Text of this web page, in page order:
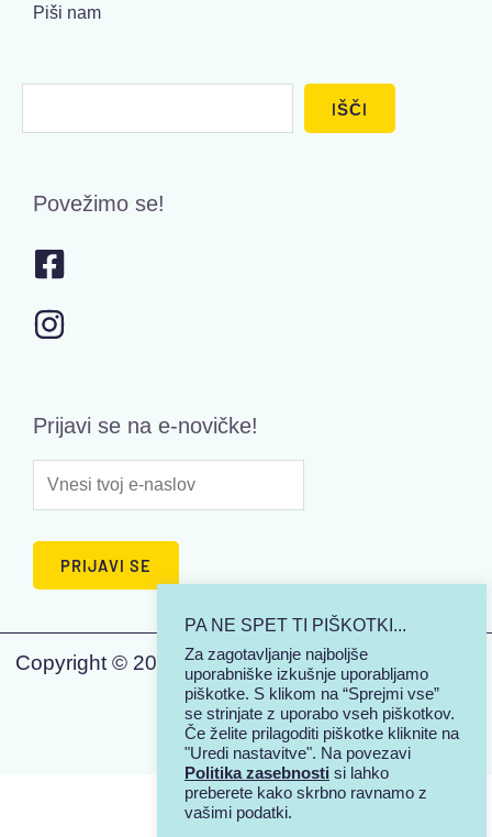
Piši nam
IŠČI
Povežimo se!
Prijavi se na e-novičke!
Copyright © 2026 | KJUTSI - Tisk na majice | Vse
pravice pridržane.
PA NE SPET TI PIŠKOTKI...
Za zagotavljanje najboljše
uporabniške izkušnje uporabljamo
piškotke. S klikom na “Sprejmi vse”
se strinjate z uporabo vseh piškotkov.
Če želite prilagoditi piškotke kliknite na
"Uredi nastavitve". Na povezavi
Politika zasebnosti si lahko
preberete kako skrbno ravnamo z
vašimi podatki.